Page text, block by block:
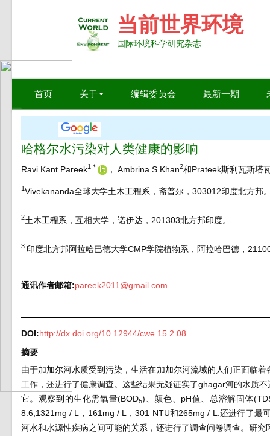
当前世界环境
国际环境科学研究杂志
首页 关于 编辑委员会 最新一期
哈格尔水污染对人类健康的影响
Ravi Kant Pareek1 ＊ ， Ambrina S Khan2和Prateek斯利瓦斯塔
1Vivekananda全球大学土木工程系，斋普尔，303012印度北方邦
2土木工程系，互相大学，诺伊达，201303北方邦印度。
3. 印度北方邦阿拉哈巴德大学CMP学院植物系，阿拉哈巴德，
通讯作者邮箱:pareek2011@gmail.com
DOI:http://dx.doi.org/10.12944/cwe.15.2.08
摘要
由于加加尔河水质受到污染，生活在加加尔河流域的人们正面临
工作，还进行了健康调查。这些结果无疑证实了ghagar河的水质
它。观察到的生化需氧量(BOD5)、颜色、pH值、总溶解固体
8.6,1321mg / L，161mg / L，301 NTU和265mg / L.还进行了最
河水和水源性疾病之间可能的关系，还进行了调查问卷调查。研